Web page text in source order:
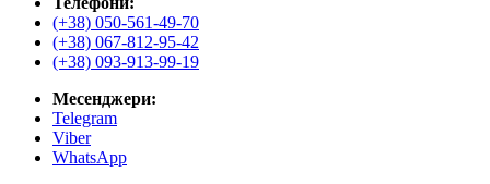
(+38) 050-561-49-70
(+38) 067-812-95-42
(+38) 093-913-99-19
Месенджери:
Telegram
Viber
WhatsApp